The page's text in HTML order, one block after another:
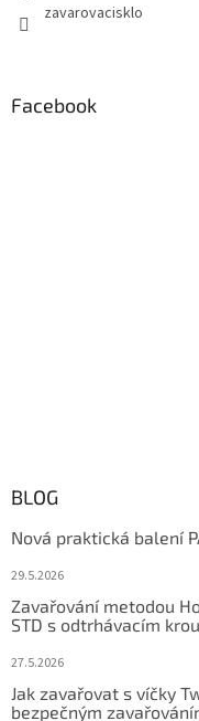
zavarovacisklo
Facebook
BLOG
Nová praktická balení
29.5.2026
Zavařování metodou
STD s odtrhávacím
27.5.2026
Jak zavařovat s víčky
bezpečným